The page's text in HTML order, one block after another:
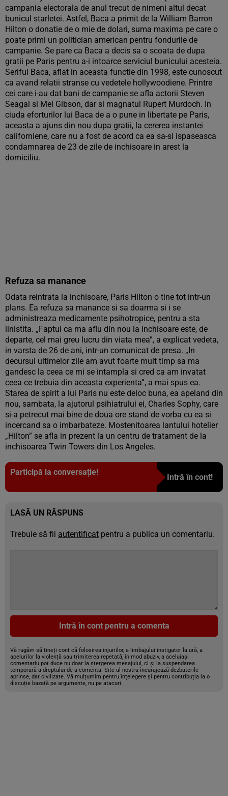
campania electorala de anul trecut de nimeni altul decat
bunicul starletei. Astfel, Baca a primit de la William Barron
Hilton o donatie de o mie de dolari, suma maxima pe care o
poate primi un politician american pentru fondurile de
campanie. Se pare ca Baca a decis sa o scoata de dupa
gratii pe Paris pentru a-i intoarce serviciul bunicului acesteia.
Seriful Baca, aflat in aceasta functie din 1998, este cunoscut
ca avand relatii stranse cu vedetele hollywoodiene. Printre
cei care i-au dat bani de campanie se afla actorii Steven
Seagal si Mel Gibson, dar si magnatul Rupert Murdoch. In
ciuda eforturilor lui Baca de a o pune in libertate pe Paris,
aceasta a ajuns din nou dupa gratii, la cererea instantei
californiene, care nu a fost de acord ca ea sa-si ispaseasca
condamnarea de 23 de zile de inchisoare in arest la
domiciliu.
Refuza sa manance
Odata reintrata la inchisoare, Paris Hilton o tine tot intr-un
plans. Ea refuza sa manance si sa doarma si i se
administreaza medicamente psihotropice, pentru a sta
linistita. „Faptul ca ma aflu din nou la inchisoare este, de
departe, cel mai greu lucru din viata mea”, a explicat vedeta,
in varsta de 26 de ani, intr-un comunicat de presa. „In
decursul ultimelor zile am avut foarte mult timp sa ma
gandesc la ceea ce mi se intampla si cred ca am invatat
ceea ce trebuia din aceasta experienta”, a mai spus ea.
Starea de spirit a lui Paris nu este deloc buna, ea apeland din
nou, sambata, la ajutorul psihiatrului ei, Charles Sophy, care
si-a petrecut mai bine de doua ore stand de vorba cu ea si
incercand sa o imbarbateze. Mostenitoarea lantului hotelier
„Hilton” se afla in prezent la un centru de tratament de la
inchisoarea Twin Towers din Los Angeles.
Participă la conversație!
Intră în cont!
LASĂ UN RĂSPUNS
Trebuie să fii autentificat pentru a publica un comentariu.
Intră în cont pentru a comenta
Vă rugăm să țineți cont că folosirea injuriilor, a limbajului instigator la ură, a
apelurilor la violență sau trimiterea repetată, în mod abuziv, a aceluiași
comentariu pot duce nu doar la ștergerea mesajului, ci și la suspendarea
temporară a dreptului de a comenta. Site-ul nostru încurajează dezbaterile
aprinse, dar civilizate. Vă mulțumim pentru înțelegere și pentru contribuția la o
discuție bazată pe argumente, nu pe atacuri.